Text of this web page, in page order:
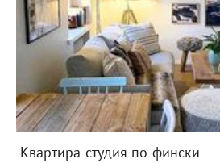
Квартира-студия по-фински